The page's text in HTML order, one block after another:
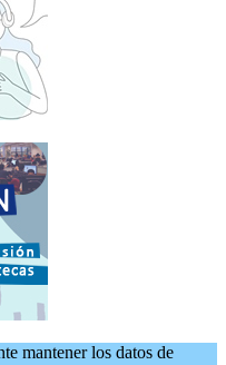
mantener los datos de